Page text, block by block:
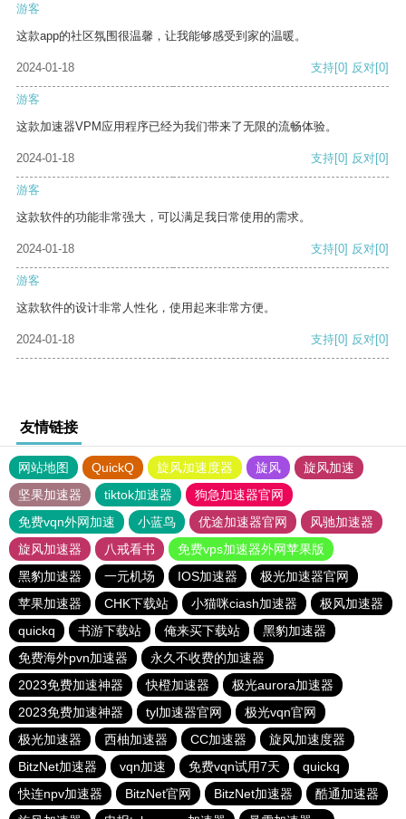
游客
这款app的社区氛围很温馨，让我能够感受到家的温暖。
2024-01-18 支持[0] 反对[0]
游客
这款加速器VPM应用程序已经为我们带来了无限的流畅体验。
2024-01-18 支持[0] 反对[0]
游客
这款软件的功能非常强大，可以满足我日常使用的需求。
2024-01-18 支持[0] 反对[0]
游客
这款软件的设计非常人性化，使用起来非常方便。
2024-01-18 支持[0] 反对[0]
友情链接
网站地图 QuickQ 旋风加速度器 旋风
旋风加速
坚果加速器
tiktok加速器
狗急加速器官网
免费vqn外网加速
小蓝鸟 优途加速器官网
风驰加速器
旋风加速器
八戒看书
免费vps加速器外网苹果版
黑豹加速器
一元机场 IOS加速器
极光加速器官网
苹果加速器
CHK下载站 小猫咪ciash加速器
极风加速器
quickq
书游下载站 俺来买下载站
黑豹加速器
免费海外pvn加速器
永久不收费的加速器
2023免费加速神器
快橙加速器
极光aurora加速器
2023免费加速神器
tyl加速器官网
极光vqn官网
极光加速器
西柚加速器 CC加速器
旋风加速度器
BitzNet加速器
vqn加速 免费vqn试用7天
quickq
快连npv加速器
BitzNet官网 BitzNet加速器
酷通加速器